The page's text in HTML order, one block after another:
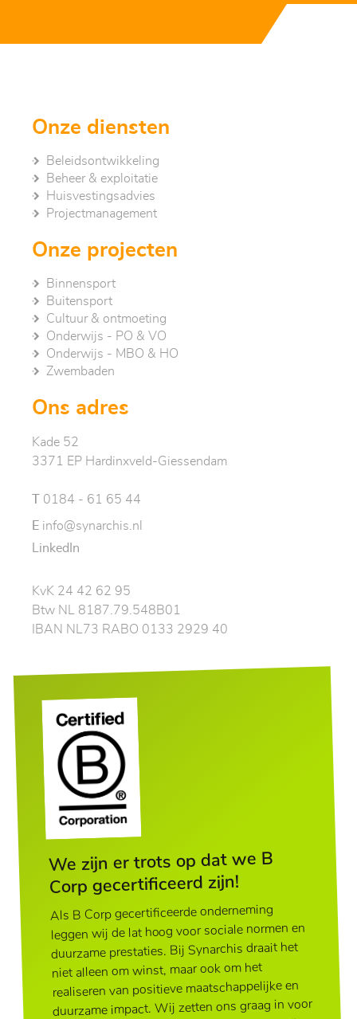
Onze diensten
Beleidsontwikkeling
Beheer & exploitatie
Huisvestingsadvies
Project­management
Onze projecten
Binnensport
Buitensport
Cultuur & ontmoeting
Onderwijs - PO & VO
Onderwijs - MBO & HO
Zwembaden
Ons adres
Kade 52
3371 EP Hardinxveld-Giessendam
0184 - 61 65 44
E info@synarchis.nl
LinkedIn
KvK 24 42 62 95
Btw NL 8187.79.548B01
IBAN NL73 RABO 0133 2929 40
We zijn er trots op dat we B
Corp gecertificeerd zijn!
Als B Corp gecertificeerde onderneming
leggen wij de lat hoog voor sociale normen en
duurzame prestaties. Bij Synarchis draait het
niet alleen om winst, maar ook om het
realiseren van positieve maatschappelijke en
duurzame impact. Wij zetten ons graag in voor